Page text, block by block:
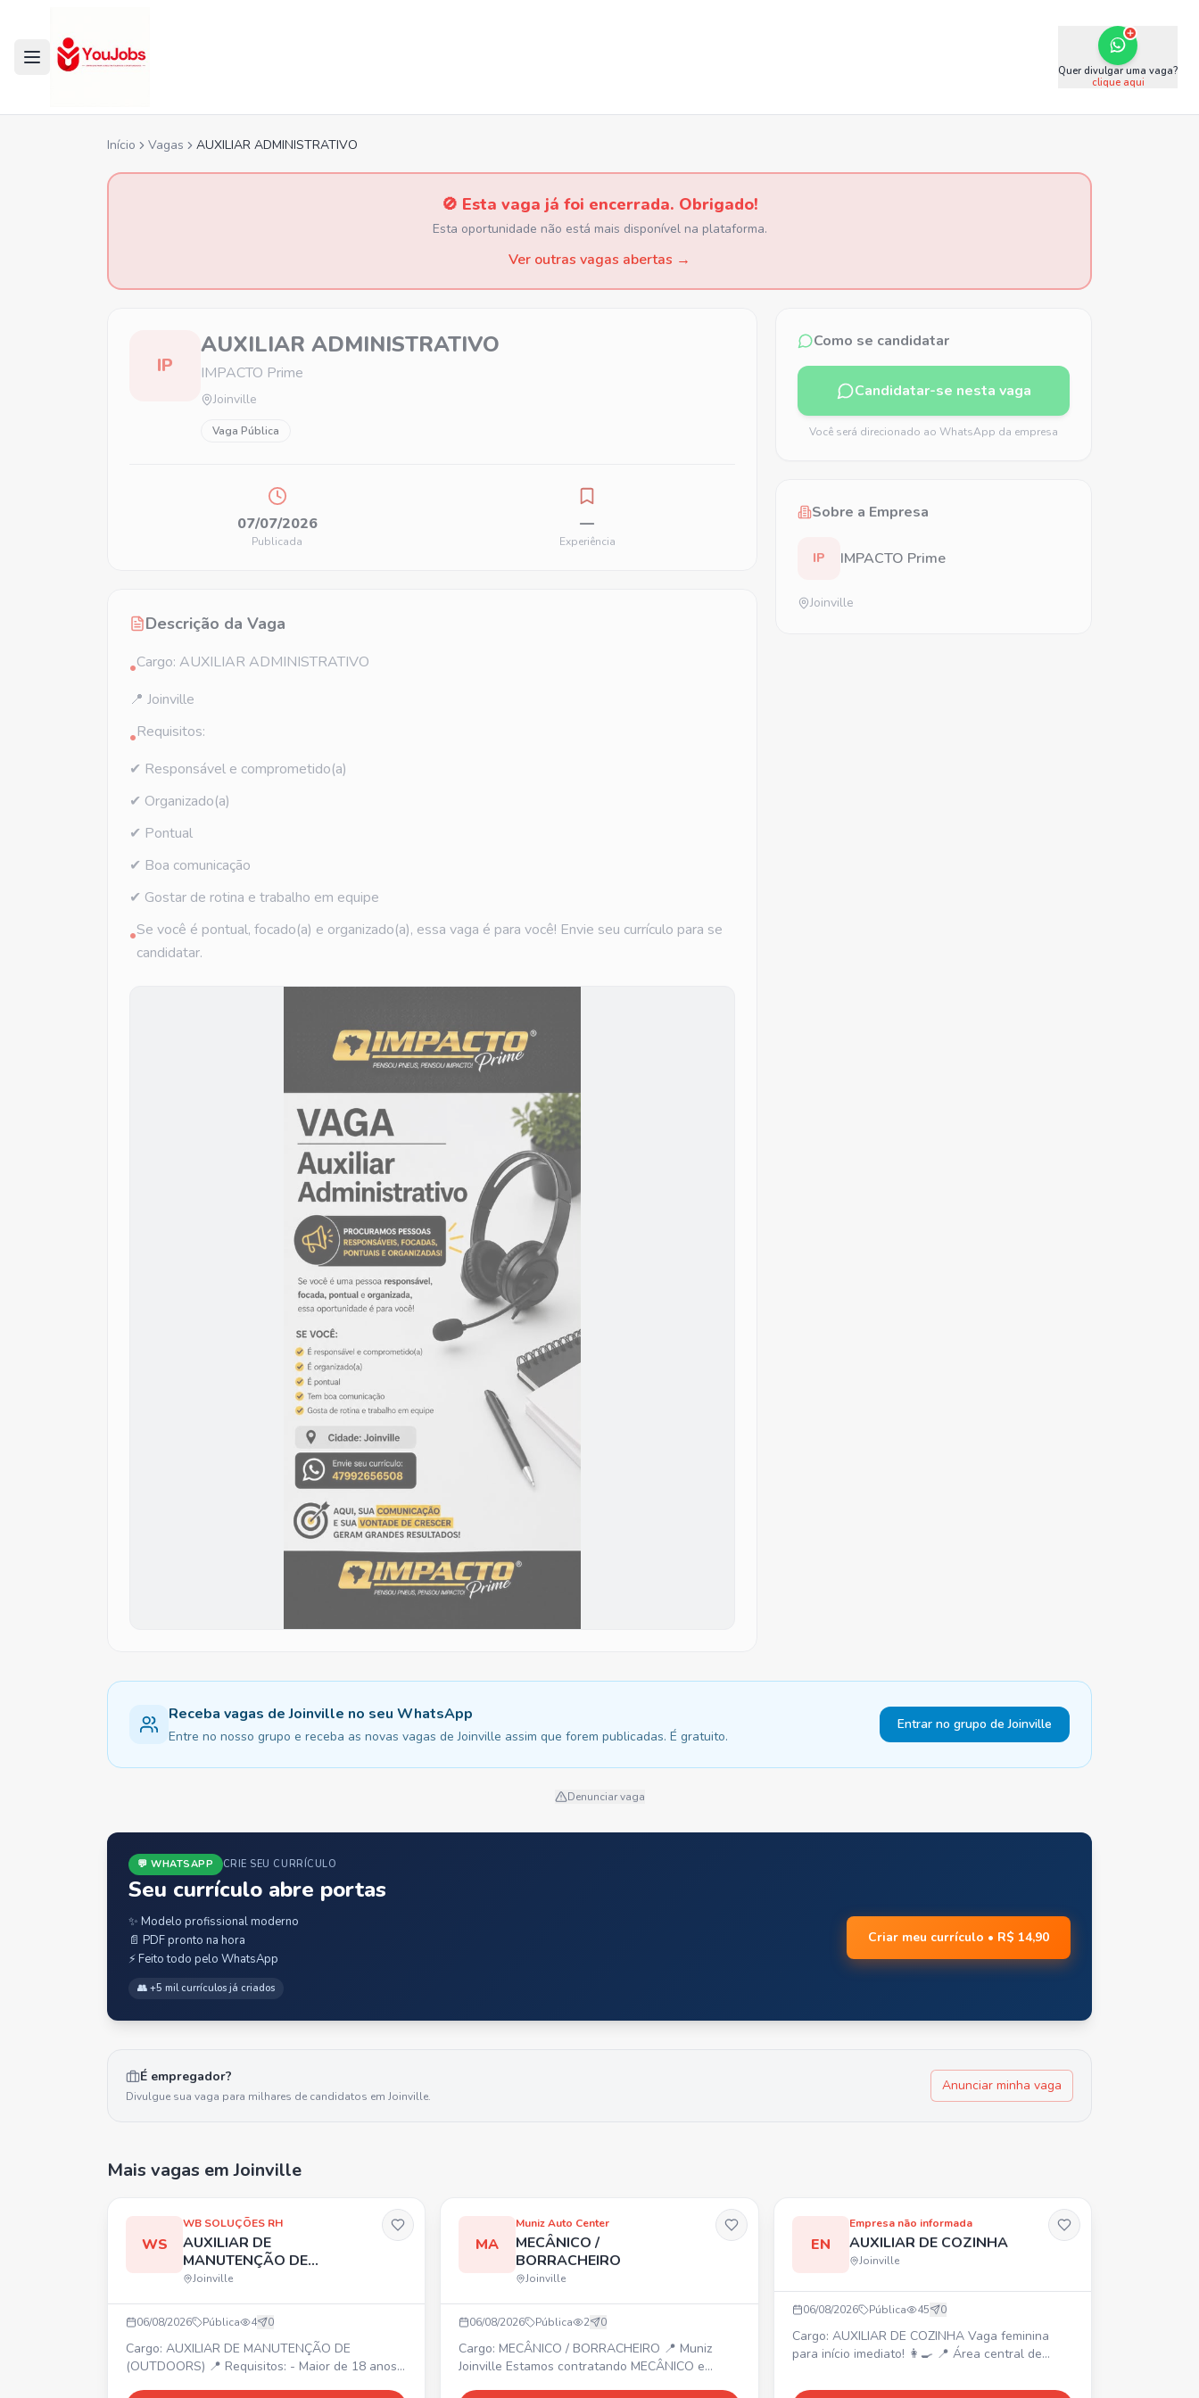
Quer divulgar uma vaga?
clique aqui
Início Vagas AUXILIAR ADMINISTRATIVO
🚫 Esta vaga já foi encerrada. Obrigado!
Esta oportunidade não está mais disponível na plataforma.
Ver outras vagas abertas →
IP
AUXILIAR ADMINISTRATIVO
IMPACTO Prime
Joinville
Vaga Pública
07/07/2026
Publicada
—
Experiência
Descrição da Vaga
•Cargo: AUXILIAR ADMINISTRATIVO
📍 Joinville
•Requisitos:
✔ Responsável e comprometido(a)
✔ Organizado(a)
✔ Pontual
✔ Boa comunicação
✔ Gostar de rotina e trabalho em equipe
•Se você é pontual, focado(a) e organizado(a), essa vaga é para você! Envie seu currículo para se
candidatar.
Como se candidatar
Candidatar-se nesta vaga
Você será direcionado ao WhatsApp da empresa
Sobre a Empresa
IP IMPACTO Prime
Joinville
Receba vagas de Joinville no seu WhatsApp
Entre no nosso grupo e receba as novas vagas de Joinville assim que forem publicadas. É gratuito.
Entrar no grupo de Joinville
Denunciar vaga
💬 WHATSAPP CRIE SEU CURRÍCULO
Seu currículo abre portas
✨ Modelo profissional moderno
📄 PDF pronto na hora
⚡ Feito todo pelo WhatsApp
👥 +5 mil currículos já criados
Criar meu currículo • R$ 14,90
É empregador?
Divulgue sua vaga para milhares de candidatos em Joinville.
Anunciar minha vaga
Mais vagas em Joinville
WS
WB SOLUÇÕES RH
AUXILIAR DE
MANUTENÇÃO DE
(OUTDOORS)
Joinville
06/08/2026 Pública 4 0
Cargo: AUXILIAR DE MANUTENÇÃO DE
(OUTDOORS) 📍 Requisitos: - Maior de 18 anos -
MA
Muniz Auto Center
MECÂNICO /
BORRACHEIRO
Joinville
06/08/2026 Pública 2 0
Cargo: MECÂNICO / BORRACHEIRO 📍 Muniz
Joinville Estamos contratando MECÂNICO e
EN
Empresa não informada
AUXILIAR DE COZINHA
Joinville
06/08/2026 Pública 45 0
Cargo: AUXILIAR DE COZINHA Vaga feminina
para início imediato! 👩‍🍳 📍 Área central de
💰 Salário inicial R$ 2400 + prêmio assiduidade